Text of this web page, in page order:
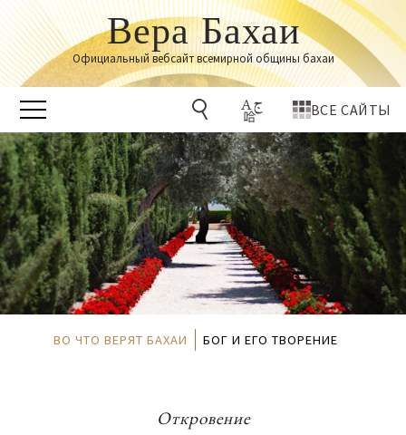
Вера Бахаи
Официальный вебсайт всемирной общины бахаи
ВСЕ САЙТЫ
ВО ЧТО ВЕРЯТ БАХАИ БОГ И ЕГО ТВОРЕНИЕ
Откровение